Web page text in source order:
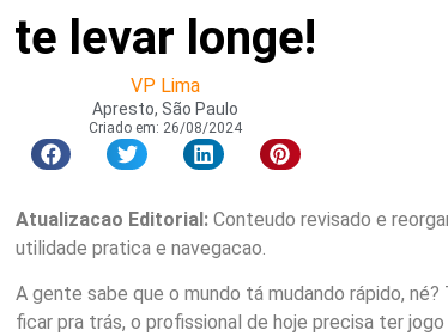
te levar longe!
VP Lima
Apresto, São Paulo
Criado em: 26/08/2024
Atualizacao Editorial:Conteudo revisado e
utilidade pratica e navegacao.
A gente sabe que o mundo tá mudando rápido,
ficar pra trás, o profissional de hoje precisa ter